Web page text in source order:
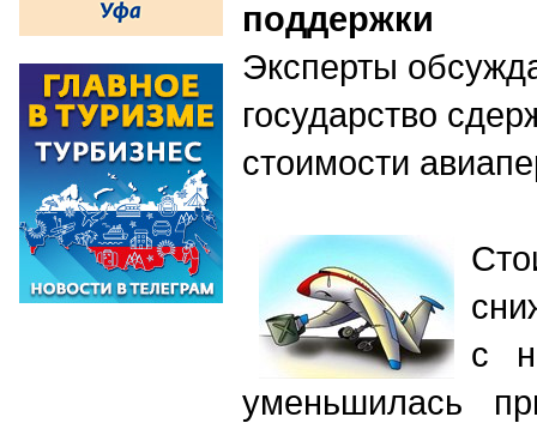
поддержки
Эксперты
государство
стоимости
с
уменьшилась